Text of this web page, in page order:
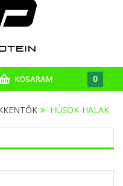
KOSARAM
0
HÚSOK-HALAK